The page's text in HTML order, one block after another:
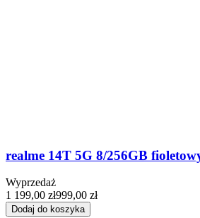
realme 14T 5G 8/256GB
Wyprzedaż
1 199,00 zł999,00 zł
Dodaj do koszyka